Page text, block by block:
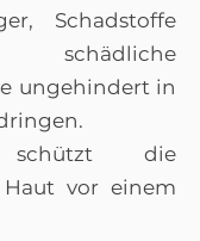
Schadstoffe
ungehindert in
schützt die
vor einem